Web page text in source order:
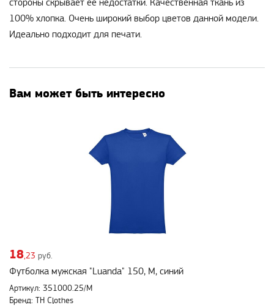
стороны скрывает ее недостатки. Качественная ткань из
100% хлопка. Очень широкий выбор цветов данной модели.
Идеально подходит для печати.
Вам может быть интересно
18,23 руб.
Футболка мужская "Luanda" 150, M, синий
Артикул: 351000.25/M
Бренд: TH Clothes